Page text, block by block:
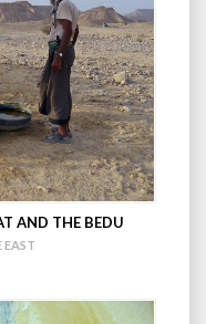
AND THE BEDU
EAST